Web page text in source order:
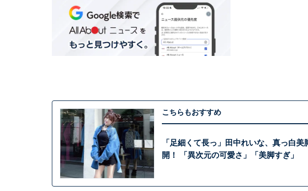
こちらもおすすめ
「足細くて長っ」田中れいな、真っ白
開！ 「異次元の可愛さ」「美脚すぎ」